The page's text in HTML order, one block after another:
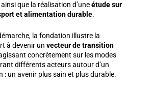
ainsi que la réalisation d’uneétude sur
et alimentation durable.
la fondation illustre la
à devenir unvecteur de transition
concrètement sur les modes
différents acteurs autour d’un
: un avenir plus sain et plus durable.